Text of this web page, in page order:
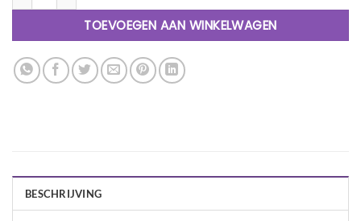
€50.00.€29.95.
TOEVOEGEN AAN WINKELWAGEN
BESCHRIJVING